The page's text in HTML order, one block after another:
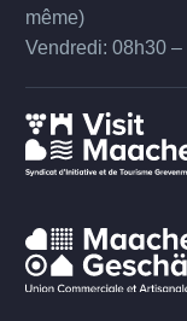
même)
Vendredi: 08h30